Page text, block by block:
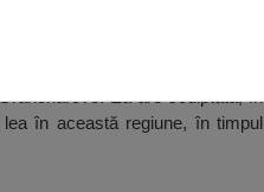
Ea are sculptată, în
în această regiune, în timpul